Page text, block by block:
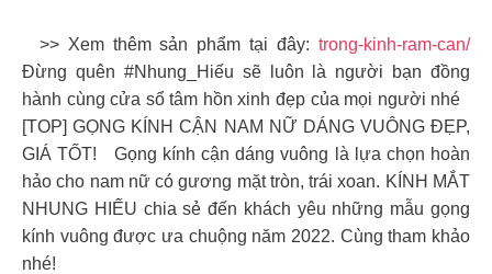
>> Xem thêm sản phẩm tại đây: trong-kinh-ram-can/
Đừng quên #Nhung_Hiếu sẽ luôn là người bạn đồng
hành cùng cửa sổ tâm hồn xinh đẹp của mọi người nhé
[TOP] GỌNG KÍNH CẬN NAM NỮ DÁNG VUÔNG ĐẸP,
GIÁ TỐT! Gọng kính cận dáng vuông là lựa chọn hoàn
hảo cho nam nữ có gương mặt tròn, trái xoan. KÍNH MẮT
NHUNG HIẾU chia sẻ đến khách yêu những mẫu gọng
kính vuông được ưa chuộng năm 2022. Cùng tham khảo
nhé!